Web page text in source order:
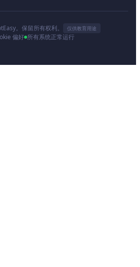
。保留所有权利。 仅供教育用途
偏好 所有系统正常运行